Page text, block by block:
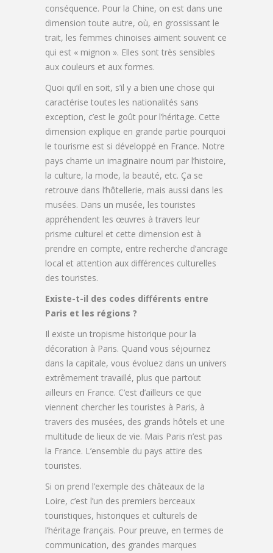
conséquence. Pour la Chine, on est dans une
dimension toute autre, où, en grossissant le
trait, les femmes chinoises aiment souvent ce
qui est « mignon ». Elles sont très sensibles
aux couleurs et aux formes.
Quoi qu’il en soit, s’il y a bien une chose qui
caractérise toutes les nationalités sans
exception, c’est le goût pour l’héritage. Cette
dimension explique en grande partie pourquoi
le tourisme est si développé en France. Notre
pays charrie un imaginaire nourri par l’histoire,
la culture, la mode, la beauté, etc. Ça se
retrouve dans l’hôtellerie, mais aussi dans les
musées. Dans un musée, les touristes
appréhendent les œuvres à travers leur
prisme culturel et cette dimension est à
prendre en compte, entre recherche d’ancrage
local et attention aux différences culturelles
des touristes.
Existe-t-il des codes différents entre
Paris et les régions ?
Il existe un tropisme historique pour la
décoration à Paris. Quand vous séjournez
dans la capitale, vous évoluez dans un univers
extrêmement travaillé, plus que partout
ailleurs en France. C’est d’ailleurs ce que
viennent chercher les touristes à Paris, à
travers des musées, des grands hôtels et une
multitude de lieux de vie. Mais Paris n’est pas
la France. L’ensemble du pays attire des
touristes.
Si on prend l’exemple des châteaux de la
Loire, c’est l’un des premiers berceaux
touristiques, historiques et culturels de
l’héritage français. Pour preuve, en termes de
communication, des grandes marques